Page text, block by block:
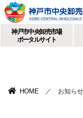
神戸市中央卸売市場
ポータルサイト
HOME ／ お知らせ